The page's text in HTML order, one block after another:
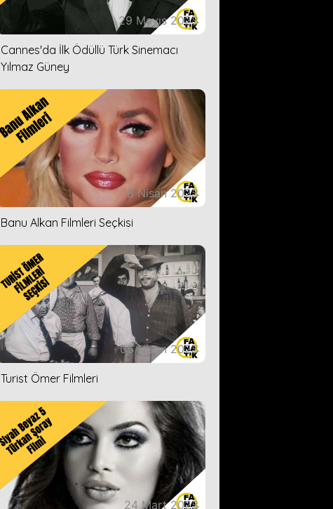
29 Mayıs 2023
Cannes'da İlk Ödüllü Türk Sinemacı
Yılmaz Güney
18 Nisan 2023
Banu Alkan Filmleri Seçkisi
05 Nisan 2023
Turist Ömer Filmleri
24 Mart 2023